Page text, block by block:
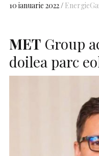
10 ianuarie 2022 Energie
MET Group
doilea parc